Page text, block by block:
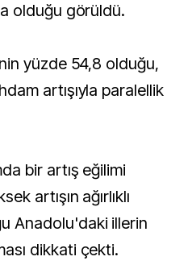
olduğu görüldü.
yüzde 54,8 olduğu,
artışıyla paralellik
bir artış eğilimi
artışın ağırlıklı
Anadolu'daki illerin
dikkati çekti.